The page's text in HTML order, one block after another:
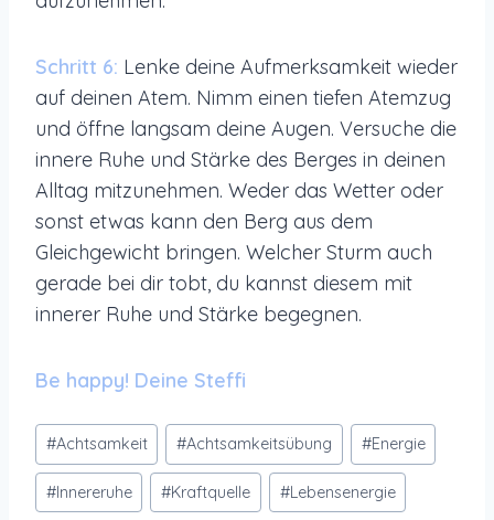
Schritt 6: Lenke deine Aufmerksamkeit wieder
auf deinen Atem. Nimm einen tiefen Atemzug
und öffne langsam deine Augen. Versuche die
innere Ruhe und Stärke des Berges in deinen
Alltag mitzunehmen. Weder das Wetter oder
sonst etwas kann den Berg aus dem
Gleichgewicht bringen. Welcher Sturm auch
gerade bei dir tobt, du kannst diesem mit
innerer Ruhe und Stärke begegnen.
Be happy! Deine Steffi
Schlagworte:
#Achtsamkeit #Achtsamkeitsübung #Energie
#Innereruhe #Kraftquelle #Lebensenergie